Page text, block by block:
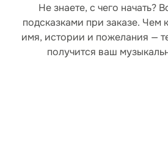
Не знаете, с чего начать?
подсказками при заказе. Чем
имя, истории и пожелания —
получится ваш